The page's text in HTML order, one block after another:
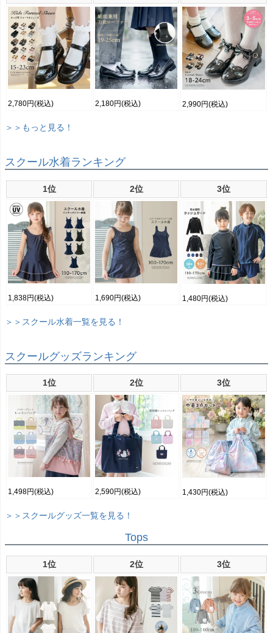
2,780円(税込) 2,180円(税込) 2,990円(税込)
＞＞もっと見る！
スクール水着ランキング
1位 2位 3位
1,838円(税込) 1,690円(税込) 1,480円(税込)
＞＞スクール水着一覧を見る！
スクールグッズランキング
1位 2位 3位
1,498円(税込) 2,590円(税込) 1,430円(税込)
＞＞スクールグッズ一覧を見る！
Tops
1位 2位 3位